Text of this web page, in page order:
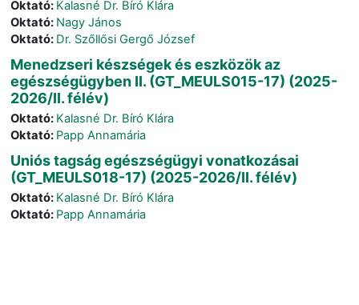
Oktató: Kalasné Dr. Bíró Klára
Oktató: Nagy János
Oktató: Dr. Szőllősi Gergő József
Menedzseri készségek és eszközök az
egészségügyben II. (GT_MEULS015-17) (2025-
2026/II. félév)
Oktató: Kalasné Dr. Bíró Klára
Oktató: Papp Annamária
Uniós tagság egészségügyi vonatkozásai
(GT_MEULS018-17) (2025-2026/II. félév)
Oktató: Kalasné Dr. Bíró Klára
Oktató: Papp Annamária